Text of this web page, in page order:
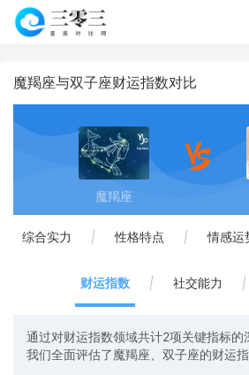
魔羯座与双子座财运指数对比
魔羯座
综合实力 | 性格特点 | 情感运
财运指数 | 社交能力 |
通过对财运指数领域共计2项关键指标的
我们全面评估了魔羯座、双子座的财运指